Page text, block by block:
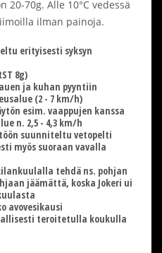
20-70g. Alle 10°C vedessä
ilman painoja.
erityisesti syksyn
8g)
ja kuhan pyyntiin
(2 - 7 km/h)
esim. vaappujen kanssa
n. 2,5 - 4,3 km/h
suunniteltu vetopelti
myös suoraan vavalla
tehdä ns. pohjan
jäämättä, koska Jokeri ui
avovesikausi
teroitetulla koukulla